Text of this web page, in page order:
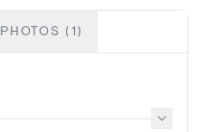
PHOTOS (1)